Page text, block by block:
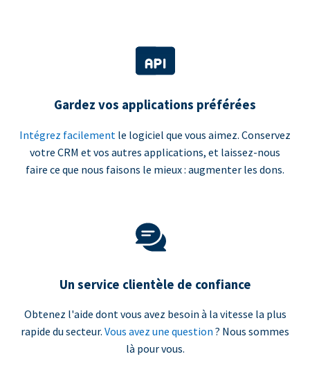
Gardez vos applications préférées
Intégrez facilement le logiciel que vous aimez. Conservez
votre CRM et vos autres applications, et laissez-nous
faire ce que nous faisons le mieux : augmenter les dons.
Un service clientèle de confiance
Obtenez l'aide dont vous avez besoin à la vitesse la plus
rapide du secteur. Vous avez une question ? Nous sommes
là pour vous.